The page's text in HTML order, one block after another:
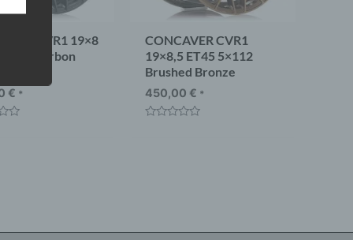
CVR1 19×8
Carbon
€ *
CONCAVER CVR1
19×8,5 ET45 5×112
Brushed Bronze
450,00 € *